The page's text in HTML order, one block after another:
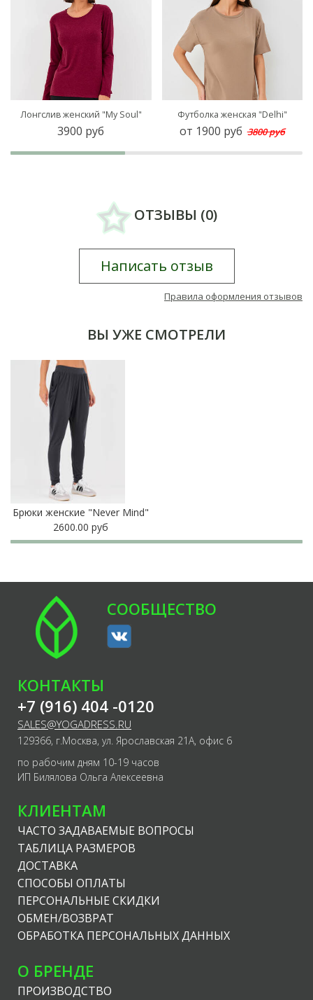
Лонгслив женский "My Soul"
3900 руб
Футболка женская "Delhi"
от 1900 руб 3800 руб
ОТЗЫВЫ (0)
Написать отзыв
Правила оформления отзывов
ВЫ УЖЕ СМОТРЕЛИ
Брюки женские "Never Mind"
2600.00 руб
СООБЩЕСТВО
КОНТАКТЫ
+7 (916) 404 -0120
SALES@YOGADRESS.RU
129366, г.Москва, ул. Ярославская 21А, офис 6
по рабочим дням 10-19 часов
ИП Билялова Ольга Алексеевна
КЛИЕНТАМ
ЧАСТО ЗАДАВАЕМЫЕ ВОПРОСЫ
ТАБЛИЦА РАЗМЕРОВ
ДОСТАВКА
СПОСОБЫ ОПЛАТЫ
ПЕРСОНАЛЬНЫЕ СКИДКИ
ОБМЕН/ВОЗВРАТ
ОБРАБОТКА ПЕРСОНАЛЬНЫХ ДАННЫХ
О БРЕНДЕ
ПРОИЗВОДСТВО